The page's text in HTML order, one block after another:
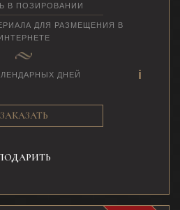
В ПОЗИРОВАНИИ
ДЛЯ РАЗМЕЩЕНИЯ В
ДНЕЙ
ЗАКАЗАТЬ